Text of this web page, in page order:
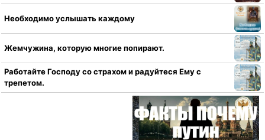
Необходимо услышать каждому
Жемчужина, которую многие попирают.
Работайте Господу со страхом и радуйтеся Ему с
трепетом.